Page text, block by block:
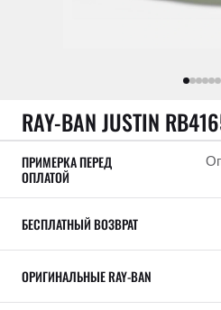
RAY-BAN JUSTIN
ПРИМЕРКА ПЕРЕД
ОПЛАТОЙ
БЕСПЛАТНЫЙ ВОЗВРАТ
ОРИГИНАЛЬНЫЕ RAY-BAN